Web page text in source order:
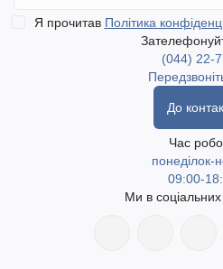
Я прочитав Політика
(044) 22-
До
Час
понеділок-
09:00-
Ми в